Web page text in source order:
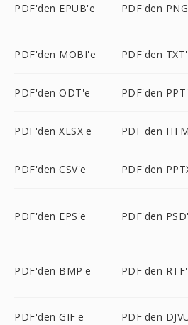
PDF'den EPUB'e PDF'den
PDF'den MOBI'e PDF'den
PDF'den ODT'e PDF'den
PDF'den XLSX'e PDF'den
PDF'den CSV'e PDF'den
PDF'den EPS'e PDF'den
PDF'den BMP'e PDF'den
PDF'den GIF'e PDF'den